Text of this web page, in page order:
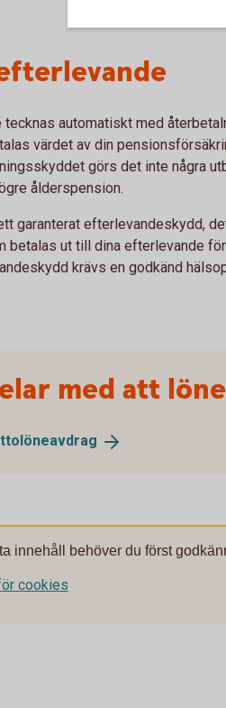
automatiskt med
värdet av din
görs det inte några
ålderspension.
garanterat efterlevandeskydd,
betalas ut till dina efterlevande
krävs en godkänd
med att
innehåll behöver du först
cookies